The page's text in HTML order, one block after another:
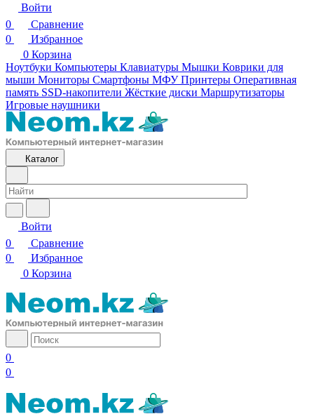
Войти
0
Сравнение
0
Избранное
0 Корзина
Ноутбуки Компьютеры Клавиатуры Мышки Коврики для
мыши Мониторы Смартфоны МФУ Принтеры Оперативная
память SSD-накопители Жёсткие диски Маршрутизаторы
Игровые наушники
Каталог
Войти
0
Сравнение
0
Избранное
0 Корзина
0
0